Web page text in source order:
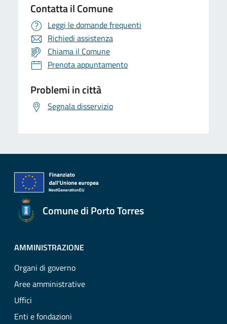
Contatta il Comune
Leggi le domande frequenti
Richiedi assistenza
Chiama il Comune
Prenota appuntamento
Problemi in città
Segnala disservizio
Comune di Porto Torres
AMMINISTRAZIONE
Organi di governo
Aree amministrative
Uffici
Enti e fondazioni